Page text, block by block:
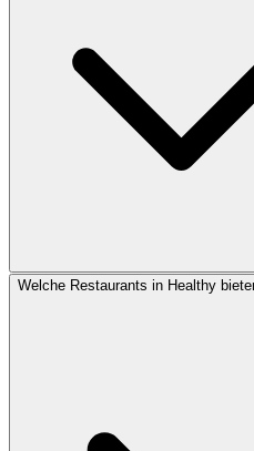
Welche Restaurants in Healthy